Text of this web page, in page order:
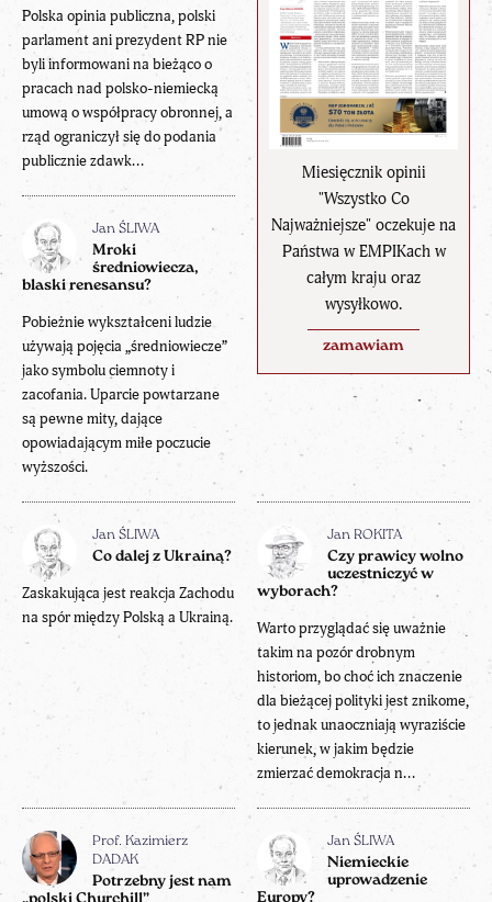
Miesięcznik opinii
"Wszystko Co
Najważniejsze" oczekuje na
Państwa w EMPIKach w
całym kraju oraz
wysyłkowo.
zamawiam
Polska opinia publiczna, polski
parlament ani prezydent RP nie
byli informowani na bieżąco o
pracach nad polsko-niemiecką
umową o współpracy obronnej, a
rząd ograniczył się do podania
publicznie zdawk...
Jan ŚLIWA
Mroki
średniowiecza,
blaski renesansu?
Pobieżnie wykształceni ludzie
używają pojęcia „średniowiecze”
jako symbolu ciemnoty i
zacofania. Uparcie powtarzane
są pewne mity, dające
opowiadającym miłe poczucie
wyższości.
Jan ŚLIWA
Co dalej z Ukrainą?
Zaskakująca jest reakcja Zachodu
na spór między Polską a Ukrainą.
Jan ROKITA
Czy prawicy wolno
uczestniczyć w
wyborach?
Warto przyglądać się uważnie
takim na pozór drobnym
historiom, bo choć ich znaczenie
dla bieżącej polityki jest znikome,
to jednak unaoczniają wyraziście
kierunek, w jakim będzie
zmierzać demokracja n...
Prof. Kazimierz
DADAK
Potrzebny jest nam
Jan ŚLIWA
Niemieckie
uprowadzenie
Europy?